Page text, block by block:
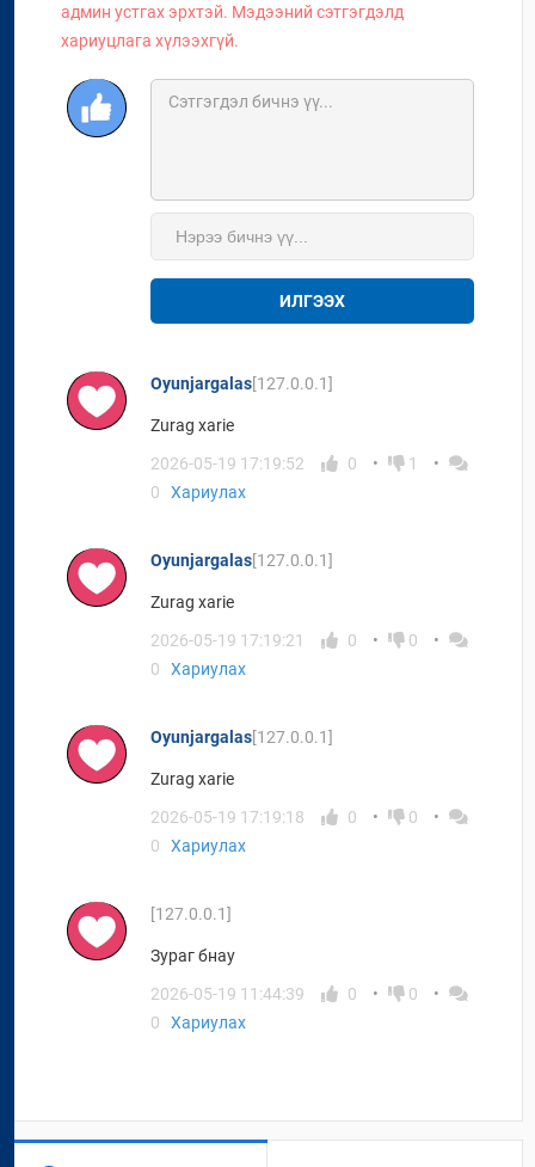
админ устгах эрхтэй. Мэдээний сэтгэгдэлд
хариуцлага хүлээхгүй.
ИЛГЭЭХ
Oyunjargalas[127.0.0.1]
Zurag xarie
2026-05-19 17:19:52
0
1
0
Хариулах
Oyunjargalas[127.0.0.1]
Zurag xarie
2026-05-19 17:19:21
0
0
0
Хариулах
Oyunjargalas[127.0.0.1]
Zurag xarie
2026-05-19 17:19:18
0
0
0
Хариулах
[127.0.0.1]
Зураг бнау
2026-05-19 11:44:39
0
0
0
Хариулах